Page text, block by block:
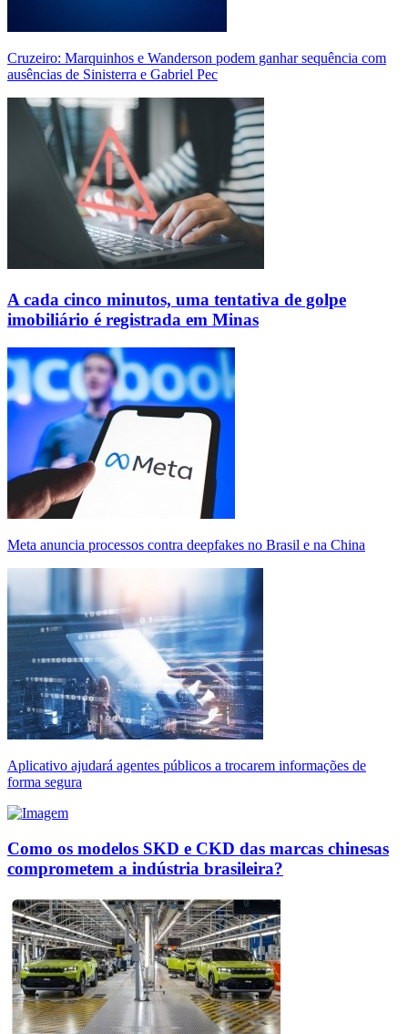
Cruzeiro: Marquinhos e Wanderson podem ganhar sequência com
ausências de Sinisterra e Gabriel Pec
A cada cinco minutos, uma tentativa de golpe
imobiliário é registrada em Minas
Meta anuncia processos contra deepfakes no Brasil e na China
Aplicativo ajudará agentes públicos a trocarem informações de
forma segura
Como os modelos SKD e CKD das marcas chinesas
comprometem a indústria brasileira?